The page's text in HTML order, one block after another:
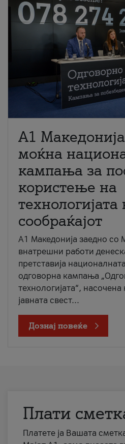
A1
моќна
кампања за
користење на
технологијата
сообраќајот
A1 Македонија заедно со
внатрешни работи
претставија
одговорна кампања
технологијата“,
јавната свест...
Дознај повеќе
Плати
Платете ја Вашата